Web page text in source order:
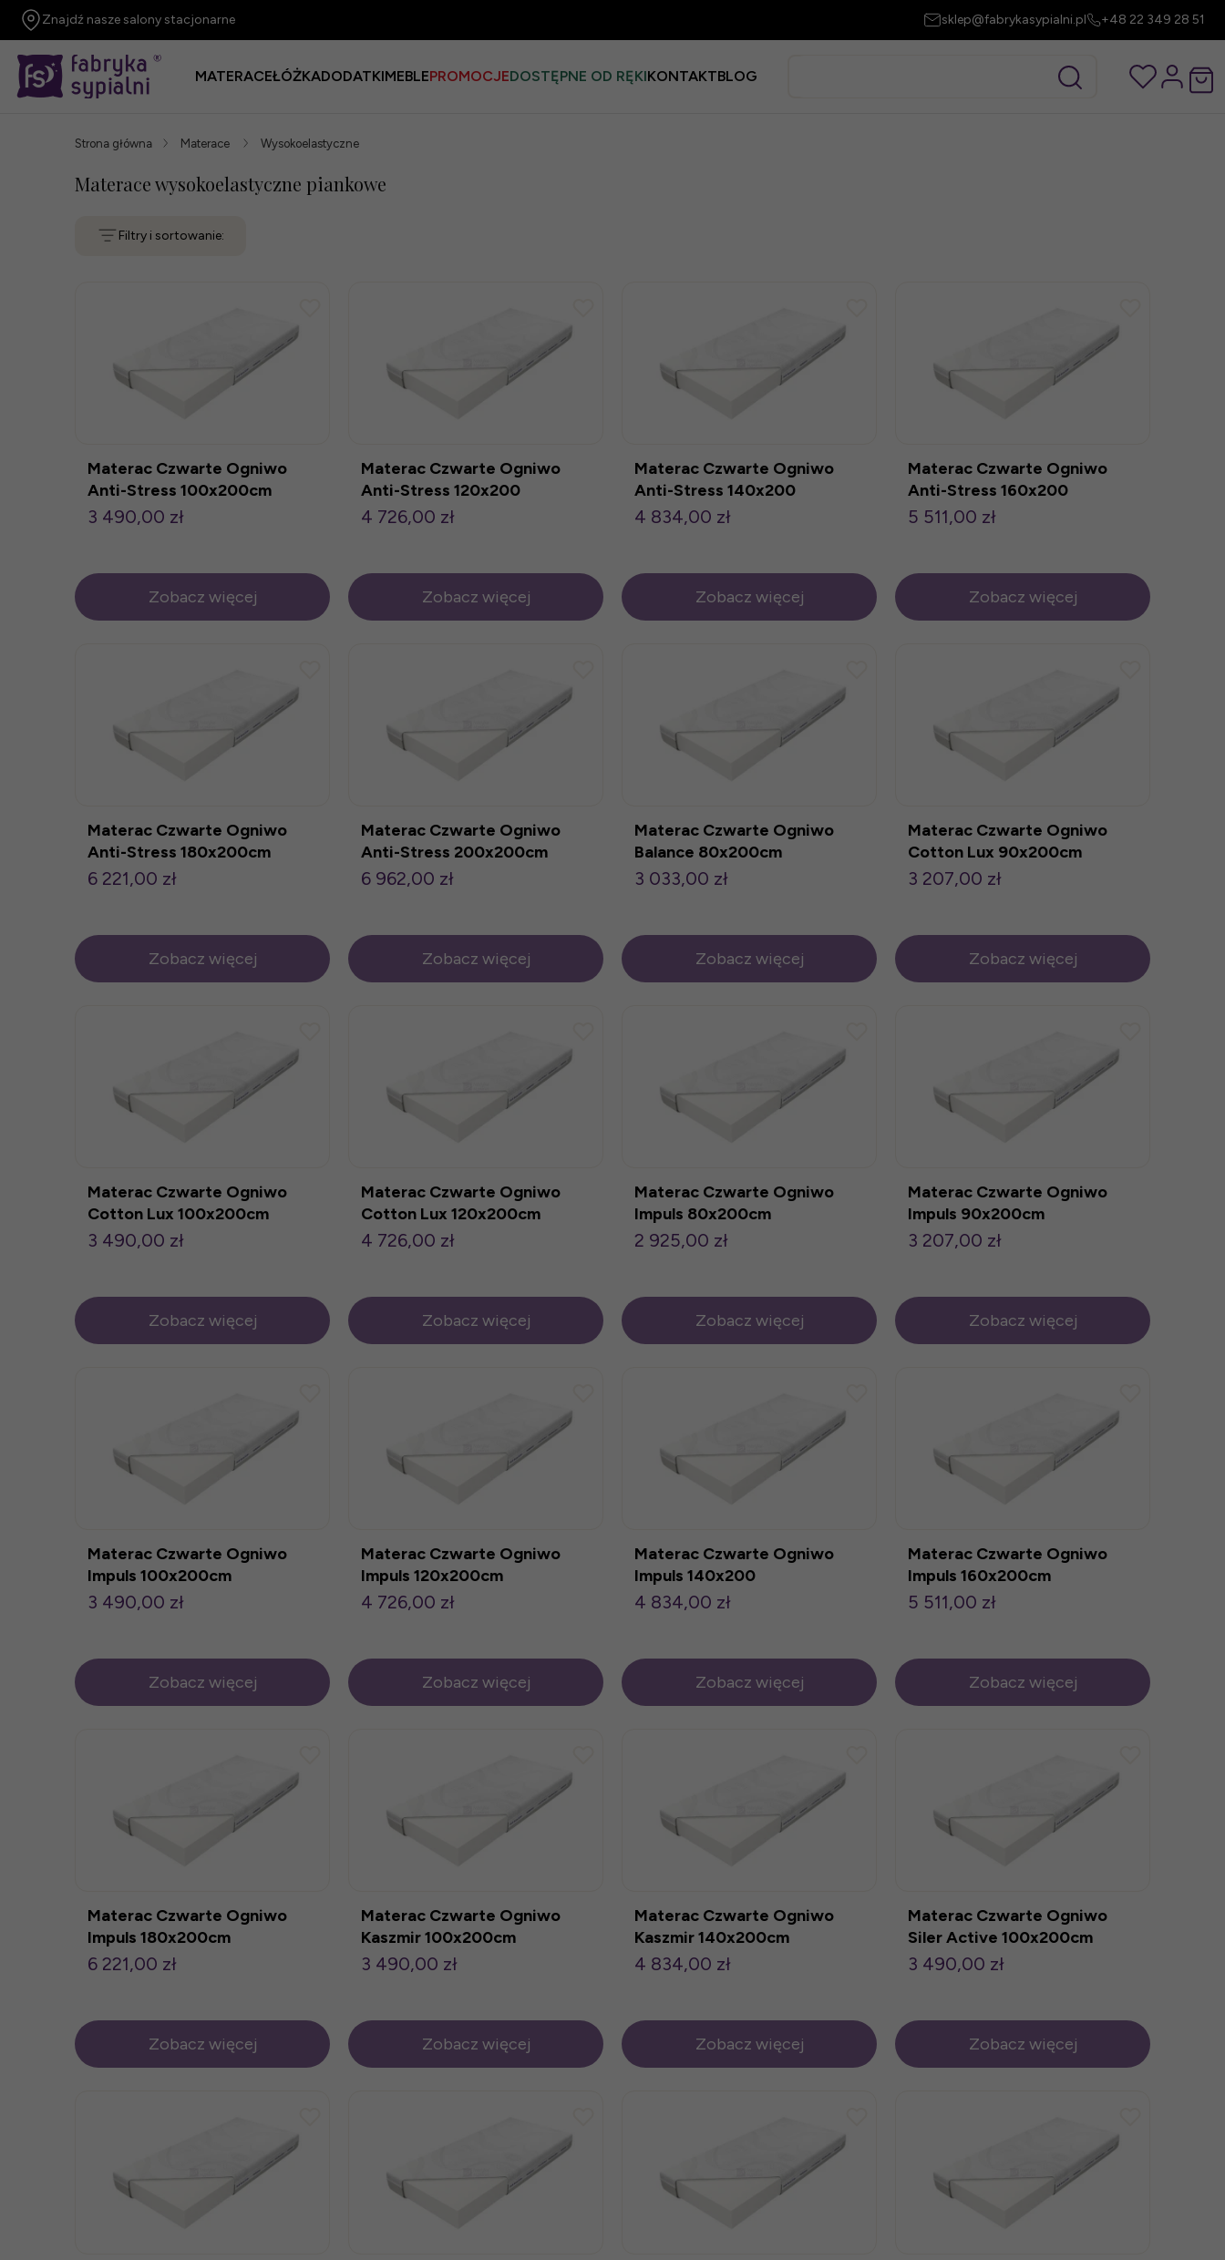
Znajdź nasze salony stacjonarne sklep@fabrykasypialni.pl +48 22 349 28 51
MATERACEŁÓŻKADODATKIMEBLEPROMOCJEDOSTĘPNE OD RĘKIKONTAKTBLOG
Strona główna Materace Wysokoelastyczne
Materace wysokoelastyczne piankowe
Filtry i sortowanie:
Materac Czwarte Ogniwo
Anti-Stress 100x200cm
3 490,00 zł
Zobacz więcej
Materac Czwarte Ogniwo
Anti-Stress 120x200
4 726,00 zł
Zobacz więcej
Materac Czwarte Ogniwo
Anti-Stress 140x200
4 834,00 zł
Zobacz więcej
Materac Czwarte Ogniwo
Anti-Stress 160x200
5 511,00 zł
Zobacz więcej
Materac Czwarte Ogniwo
Anti-Stress 180x200cm
6 221,00 zł
Zobacz więcej
Materac Czwarte Ogniwo
Anti-Stress 200x200cm
6 962,00 zł
Zobacz więcej
Materac Czwarte Ogniwo
Balance 80x200cm
3 033,00 zł
Zobacz więcej
Materac Czwarte Ogniwo
Cotton Lux 90x200cm
3 207,00 zł
Zobacz więcej
Materac Czwarte Ogniwo
Cotton Lux 100x200cm
3 490,00 zł
Zobacz więcej
Materac Czwarte Ogniwo
Cotton Lux 120x200cm
4 726,00 zł
Zobacz więcej
Materac Czwarte Ogniwo
Impuls 80x200cm
2 925,00 zł
Zobacz więcej
Materac Czwarte Ogniwo
Impuls 90x200cm
3 207,00 zł
Zobacz więcej
Materac Czwarte Ogniwo
Impuls 100x200cm
3 490,00 zł
Zobacz więcej
Materac Czwarte Ogniwo
Impuls 120x200cm
4 726,00 zł
Zobacz więcej
Materac Czwarte Ogniwo
Impuls 140x200
4 834,00 zł
Zobacz więcej
Materac Czwarte Ogniwo
Impuls 160x200cm
5 511,00 zł
Zobacz więcej
Materac Czwarte Ogniwo
Impuls 180x200cm
6 221,00 zł
Zobacz więcej
Materac Czwarte Ogniwo
Kaszmir 100x200cm
3 490,00 zł
Zobacz więcej
Materac Czwarte Ogniwo
Kaszmir 140x200cm
4 834,00 zł
Zobacz więcej
Materac Czwarte Ogniwo
Siler Active 100x200cm
3 490,00 zł
Zobacz więcej